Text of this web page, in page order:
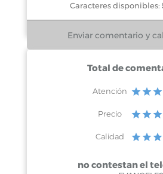
Caracteres disponibles:
Total de
Atención
Precio
Calidad
no contestan el